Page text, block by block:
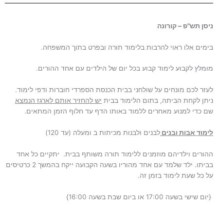
ניסן תש"פ – קורונה
בימים אלו ראוי להרבות בלימוד תורה ובפרט בתוך המשפחה.
מומלץ לקבוע לימוד קבוע בכל יום של הילדים עם אחד ההורים.
לעזר לכם מונחים על שולחני בבית הכנסת הספרדי חוברות ודפי לימוד.
ניתן לקחת הביתה, בתום הלימוד בבית יש להחזיר אותם לארגז הנמצא
שם כדי למנוע מאחרים ללמוד באותו הדף עד חלוף הזמן המתאים.
לימוד אבות ובנים לבנים ולבנות מכיתות ב ומעלה (עד 120)
ההורים וילדיהם מוזמנים ללימוד תורה משותף בבית. יתקיים כל אחד
בביתו. ילד שלמד עם אחד מהוריו בשעה הקבועה ייקח בהמשך 2 כרטיסים
על כל שעת לימוד בזמן זה.
{יום שישי בשעה 17:00 או ביום שבת בשעה 16:00}